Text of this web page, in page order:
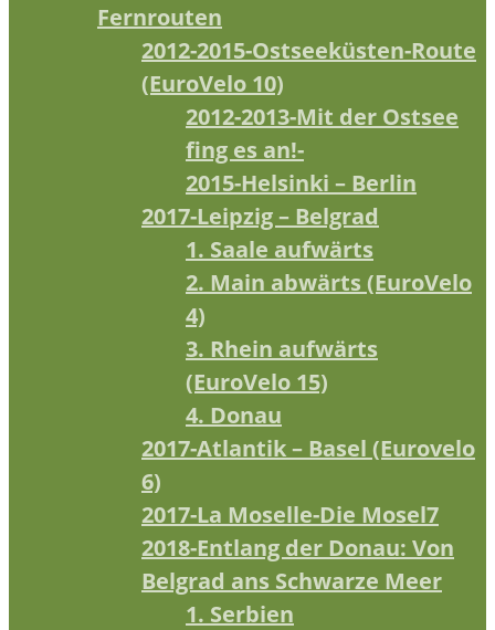
Fernrouten
2012-2015-Ostseeküsten-Route
(EuroVelo 10)
2012-2013-Mit der Ostsee
fing es an!-
2015-Helsinki – Berlin
2017-Leipzig – Belgrad
1. Saale aufwärts
2. Main abwärts (EuroVelo
4)
3. Rhein aufwärts
(EuroVelo 15)
4. Donau
2017-Atlantik – Basel (Eurovelo
6)
2017-La Moselle-Die Mosel7
2018-Entlang der Donau: Von
Belgrad ans Schwarze Meer
1. Serbien